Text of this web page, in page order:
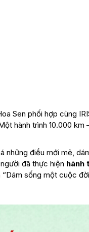
Sen phối hợp cùng
hành trình 10.000 km
những điều mới mẻ,
đã thực hiện hành
sống một cuộc